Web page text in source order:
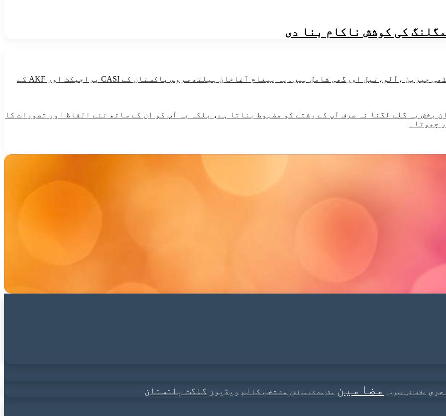
کی کوشش ناکام بنا دی
طاقت دینے والی خوراک میں گندم ،مکئی ،چاول،میٹھی چیزین ،آلو،تیل اورگھی شامل ہیں۔یہ پیغام آغاخان ہیلتھ سروس پاکستان کے CASI پراجیکٹ اور AKF کے
بخش یہ گلے لگنا نہ صرف آپ کے رشتے کو مضبوط بناتا ہے، بلکہ یہ آپ کو ان کے ساتھ نئے الفاظ اور تصورات کا
چھوٹا۔
علاقائی خبریں مضامین ملازمت کے مواقع منتخب کالم ویڈیوز گلگت بلتستان